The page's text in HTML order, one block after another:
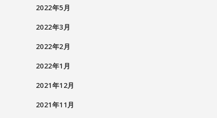
2022年5月
2022年3月
2022年2月
2022年1月
2021年12月
2021年11月